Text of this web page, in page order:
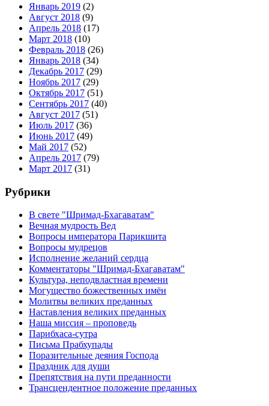
Январь 2019 (2)
Август 2018 (9)
Апрель 2018 (17)
Март 2018 (10)
Февраль 2018 (26)
Январь 2018 (34)
Декабрь 2017 (29)
Ноябрь 2017 (29)
Октябрь 2017 (51)
Сентябрь 2017 (40)
Август 2017 (51)
Июль 2017 (36)
Июнь 2017 (49)
Май 2017 (52)
Апрель 2017 (79)
Март 2017 (31)
Рубрики
В свете "Шримад-Бхагаватам"
Вечная мудрость Вед
Вопросы императора Парикшита
Вопросы мудрецов
Исполнение желаний сердца
Комментаторы "Шримад-Бхагаватам"
Культура, неподвластная времени
Могущество божественных имён
Молитвы великих преданных
Наставления великих преданных
Наша миссия – проповедь
Парибхаса-сутра
Письма Прабхупады
Поразительные деяния Господа
Праздник для души
Препятствия на пути преданности
Трансцендентное положение преданных